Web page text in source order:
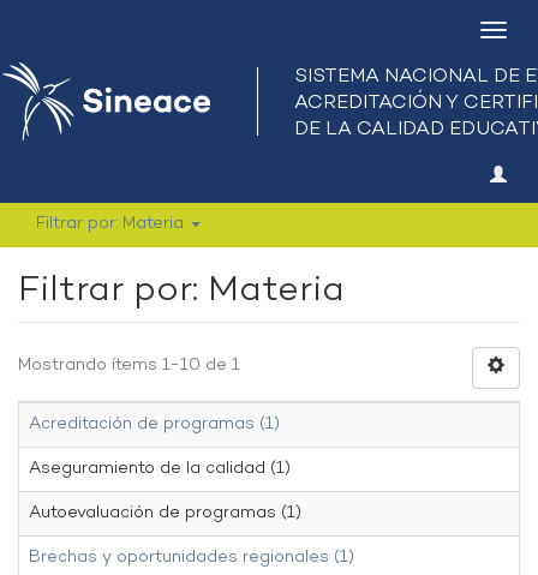
Filtrar por: Materia
Filtrar por: Materia
Mostrando ítems 1-10 de 1
Acreditación de programas (1)
Aseguramiento de la calidad (1)
Autoevaluación de programas (1)
Brechas y oportunidades regionales (1)